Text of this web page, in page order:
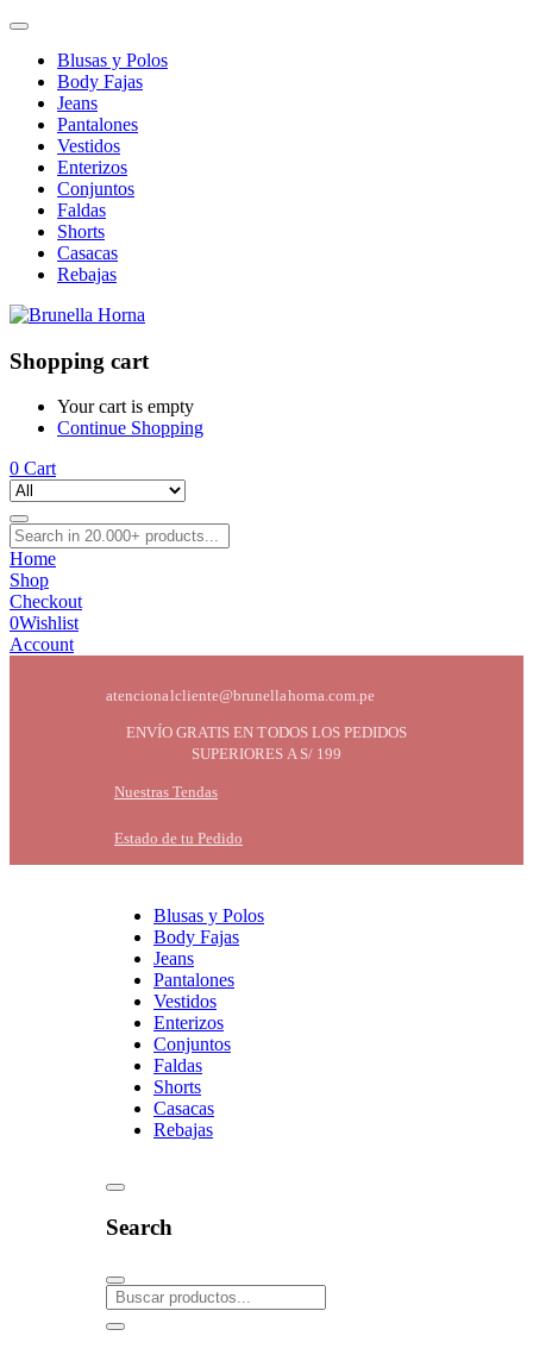
Blusas y Polos
Body Fajas
Jeans
Pantalones
Vestidos
Enterizos
Conjuntos
Faldas
Shorts
Casacas
Rebajas
Shopping cart
Your cart is empty
Continue Shopping
0 Cart
Home
Shop
Checkout
0Wishlist
Account
atencionalcliente@brunellahorna.com.pe
ENVÍO GRATIS EN TODOS LOS PEDIDOS
SUPERIORES A S/ 199
Nuestras Tendas
Estado de tu Pedido
Blusas y Polos
Body Fajas
Jeans
Pantalones
Vestidos
Enterizos
Conjuntos
Faldas
Shorts
Casacas
Rebajas
Search